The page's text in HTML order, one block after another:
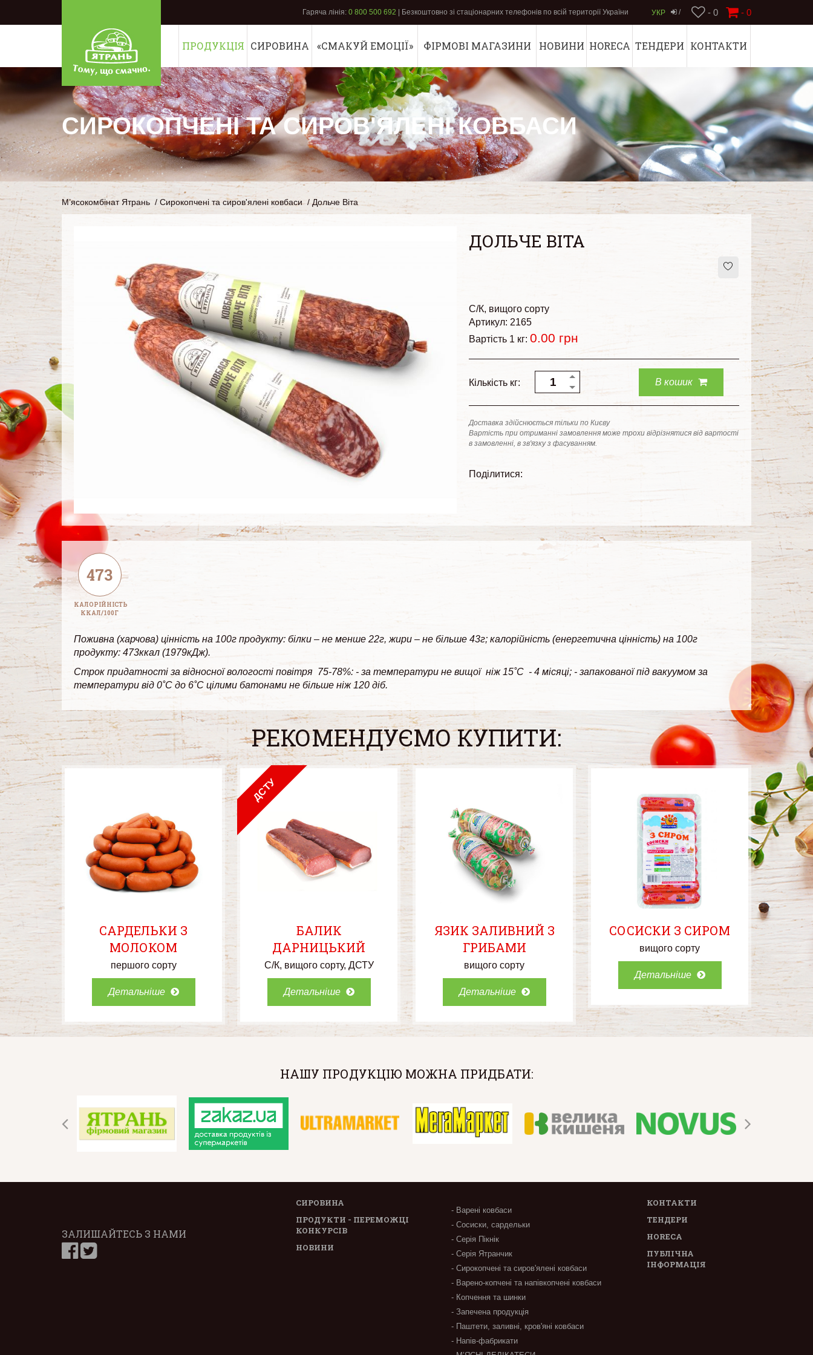
Гаряча лінія: 0 800 500 692 | Безкоштовно зі стаціонарних телефонів по всій території України УКР / - 0 - 0
ПРОДУКЦІЯ СИРОВИНА «СМАКУЙ ЕМОЦІЇ» ФІРМОВІ МАГАЗИНИ НОВИНИ HORECA ТЕНДЕРИ КОНТАКТИ
СИРОКОПЧЕНІ ТА СИРОВ'ЯЛЕНІ КОВБАСИ
М’ясокомбінат Ятрань / Сирокопчені та сиров'ялені ковбаси/ Дольче Віта
ДОЛЬЧЕ ВІТА
С/К вищого сорту
Артикул: 2165
Вартість 1 кг: 0.00 грн
Кількість кг: В кошик
Доставка здійснюється тільки по Києву
Вартість при отриманні замовлення може трохи відрізнятися від вартості
в замовленні, в зв'язку з фасуванням.
Поділитися:
473
КАЛОРІЙНІСТЬ
ККАЛ/100Г
Поживна (харчова) цінність на 100г продукту: білки – не менше 22г, жири – не більше 43г; калорійність (енергетична цінність) на 100г
продукту: 473ккал (1979кДж).
Строк придатності за відносної вологості повітря 75-78%: - за температури не вищої ніж 15˚С - 4 місяці; - запакованої під вакуумом за
температури від 0˚С до 6˚С цілими батонами не більше ніж 120 діб.
РЕКОМЕНДУЄМО КУПИТИ:
САРДЕЛЬКИ З
МОЛОКОМ
першого сорту
Детальніше
ДСТУ
БАЛИК
ДАРНИЦЬКИЙ
С/К вищого сорту ДСТУ
Детальніше
ЯЗИК ЗАЛИВНИЙ З
ГРИБАМИ
вищого сорту
Детальніше
СОСИСКИ З СИРОМ
вищого сорту
Детальніше
НАШУ ПРОДУКЦІЮ МОЖНА ПРИДБАТИ:
ЗАЛИШАЙТЕСЬ З НАМИ
СИРОВИНА
ПРОДУКТИ - ПЕРЕМОЖЦІ
КОНКУРСІВ
НОВИНИ
- Варені ковбаси
- Сосиски, сардельки
- Серія Пікнік
- Серія Ятранчик
- Сирокопчені та сиров'ялені ковбаси
- Варено-копчені та напівкопчені ковбаси
- Копчення та шинки
- Запечена продукція
- Паштети, заливні, кров'яні ковбаси
- Напів-фабрикати
КОНТАКТИ
ТЕНДЕРИ
HORECA
ПУБЛІЧНА
ІНФОРМАЦІЯ